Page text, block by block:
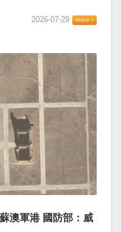
2026-07-29
澳軍港 國防部：威